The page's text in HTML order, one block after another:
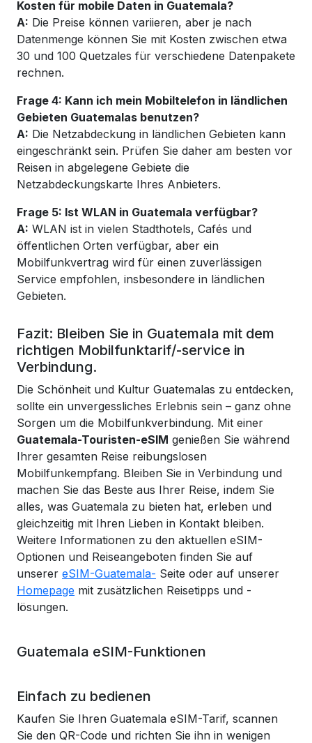
Kosten für mobile Daten in Guatemala?
A: Die Preise können variieren, aber je nach
Datenmenge können Sie mit Kosten zwischen etwa
30 und 100 Quetzales für verschiedene Datenpakete
rechnen.
Frage 4: Kann ich mein Mobiltelefon in ländlichen
Gebieten Guatemalas benutzen?
A: Die Netzabdeckung in ländlichen Gebieten kann
eingeschränkt sein. Prüfen Sie daher am besten vor
Reisen in abgelegene Gebiete die
Netzabdeckungskarte Ihres Anbieters.
Frage 5: Ist WLAN in Guatemala verfügbar?
A: WLAN ist in vielen Stadthotels, Cafés und
öffentlichen Orten verfügbar, aber ein
Mobilfunkvertrag wird für einen zuverlässigen
Service empfohlen, insbesondere in ländlichen
Gebieten.
Fazit: Bleiben Sie in Guatemala mit dem
richtigen Mobilfunktarif/-service in
Verbindung.
Die Schönheit und Kultur Guatemalas zu entdecken,
sollte ein unvergessliches Erlebnis sein – ganz ohne
Sorgen um die Mobilfunkverbindung. Mit einer
Guatemala-Touristen-eSIM genießen Sie während
Ihrer gesamten Reise reibungslosen
Mobilfunkempfang. Bleiben Sie in Verbindung und
machen Sie das Beste aus Ihrer Reise, indem Sie
alles, was Guatemala zu bieten hat, erleben und
gleichzeitig mit Ihren Lieben in Kontakt bleiben.
Weitere Informationen zu den aktuellen eSIM-
Optionen und Reiseangeboten finden Sie auf
unserer eSIM-Guatemala- Seite oder auf unserer
Homepage mit zusätzlichen Reisetipps und -
lösungen.
Guatemala eSIM-Funktionen
Einfach zu bedienen
Kaufen Sie Ihren Guatemala eSIM-Tarif, scannen
Sie den QR-Code und richten Sie ihn in wenigen